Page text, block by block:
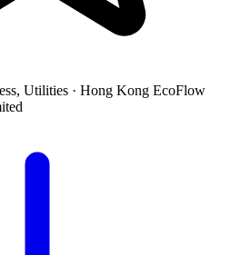
Utilities · Hong Kong EcoFlow